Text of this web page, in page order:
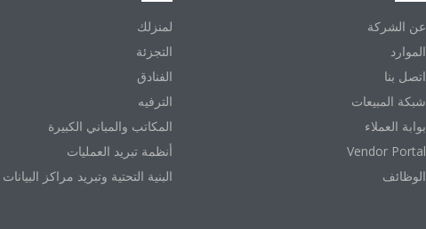
لمنزلك
التجزئة
الفنادق
الترفيه
المكاتب والمباني الكبيرة
أنظمة تبريد العمليات
البنية التحتية وتبريد مراكز البيانات
عن الشركة
الموارد
اتصل بنا
شبكة المبيعات
بوابة العملاء
Vendor Portal
الوظائف